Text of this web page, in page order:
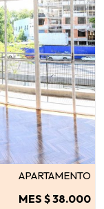
APARTAMENTO
MES $ 38.000